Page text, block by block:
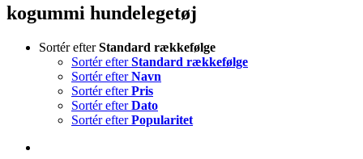
kogummi hundelegetøj
Sortér efterStandard rækkefølge
Sortér efterStandard rækkefølge
Sortér efterNavn
Sortér efterPris
Sortér efterDato
Sortér efterPopularitet